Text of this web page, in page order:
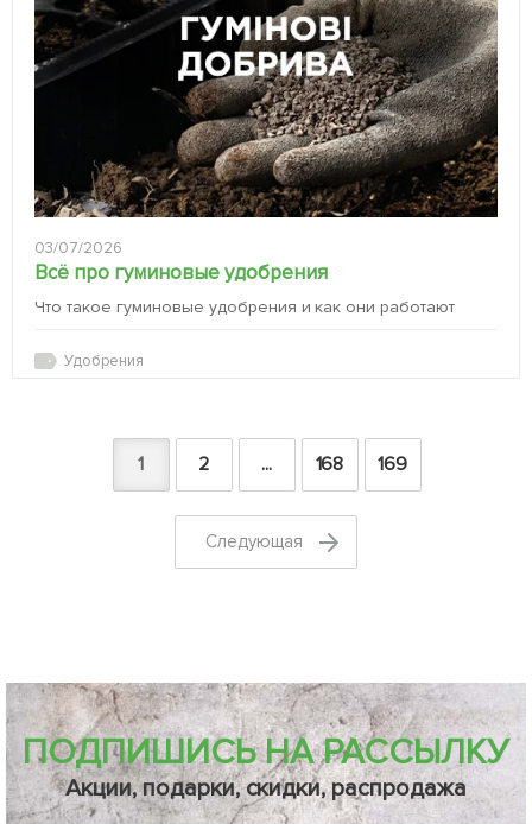
03/07/2026
Всё про гуминовые удобрения
Что такое гуминовые удобрения и как они работают
Удобрения
1 2 ... 168 169
Cледующая
ПОДПИШИСЬ НА РАССЫЛКУ
Акции, подарки, скидки, распродажа